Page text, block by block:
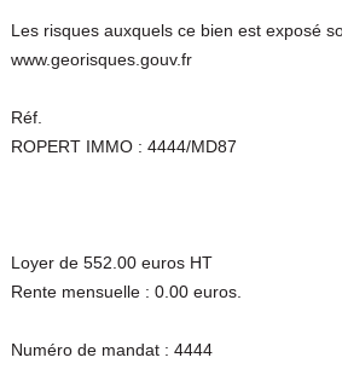
Les risques auxquels ce bien est exposé
www.georisques.gouv.fr
Réf.
ROPERT IMMO : 4444/MD87
Loyer de 552.00 euros HT
Rente mensuelle : 0.00 euros.
Numéro de mandat : 4444